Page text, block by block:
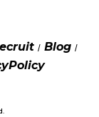
Blog